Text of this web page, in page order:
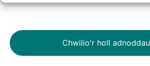
Chwilio'r holl adnoddau